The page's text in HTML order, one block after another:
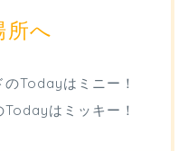
所へ
Todayはミニー！
はミッキー！